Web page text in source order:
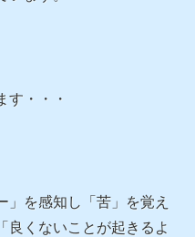
す・・・
」を感知し「苦」を覚え
良くないことが起きるよ